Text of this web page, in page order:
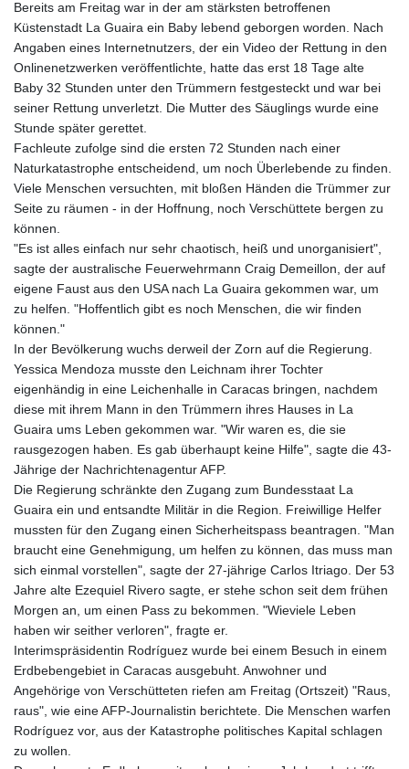
Bereits am Freitag war in der am stärksten betroffenen
Küstenstadt La Guaira ein Baby lebend geborgen worden. Nach
Angaben eines Internetnutzers, der ein Video der Rettung in den
Onlinenetzwerken veröffentlichte, hatte das erst 18 Tage alte
Baby 32 Stunden unter den Trümmern festgesteckt und war bei
seiner Rettung unverletzt. Die Mutter des Säuglings wurde eine
Stunde später gerettet.
Fachleute zufolge sind die ersten 72 Stunden nach einer
Naturkatastrophe entscheidend, um noch Überlebende zu finden.
Viele Menschen versuchten, mit bloßen Händen die Trümmer zur
Seite zu räumen - in der Hoffnung, noch Verschüttete bergen zu
können.
"Es ist alles einfach nur sehr chaotisch, heiß und unorganisiert",
sagte der australische Feuerwehrmann Craig Demeillon, der auf
eigene Faust aus den USA nach La Guaira gekommen war, um
zu helfen. "Hoffentlich gibt es noch Menschen, die wir finden
können."
In der Bevölkerung wuchs derweil der Zorn auf die Regierung.
Yessica Mendoza musste den Leichnam ihrer Tochter
eigenhändig in eine Leichenhalle in Caracas bringen, nachdem
diese mit ihrem Mann in den Trümmern ihres Hauses in La
Guaira ums Leben gekommen war. "Wir waren es, die sie
rausgezogen haben. Es gab überhaupt keine Hilfe", sagte die 43-
Jährige der Nachrichtenagentur AFP.
Die Regierung schränkte den Zugang zum Bundesstaat La
Guaira ein und entsandte Militär in die Region. Freiwillige Helfer
mussten für den Zugang einen Sicherheitspass beantragen. "Man
braucht eine Genehmigung, um helfen zu können, das muss man
sich einmal vorstellen", sagte der 27-jährige Carlos Itriago. Der 53
Jahre alte Ezequiel Rivero sagte, er stehe schon seit dem frühen
Morgen an, um einen Pass zu bekommen. "Wieviele Leben
haben wir seither verloren", fragte er.
Interimspräsidentin Rodríguez wurde bei einem Besuch in einem
Erdbebengebiet in Caracas ausgebuht. Anwohner und
Angehörige von Verschütteten riefen am Freitag (Ortszeit) "Raus,
raus", wie eine AFP-Journalistin berichtete. Die Menschen warfen
Rodríguez vor, aus der Katastrophe politisches Kapital schlagen
zu wollen.